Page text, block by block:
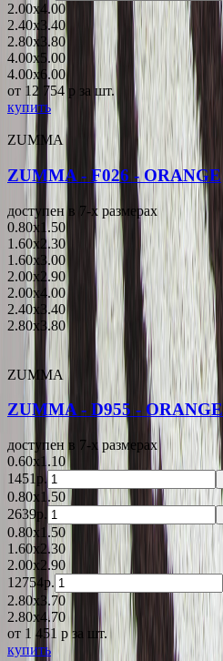
2.00x4.00
2.40x3.40
2.80x3.80
4.00x5.00
4.00x6.00
от 12 754 p за шт.
купить
ZUMMA
ZUMMA - F026 - ORANGE
доступен в 7-x размерах
0.80x1.50
1.60x2.30
1.60x3.00
2.00x2.90
2.00x4.00
2.40x3.40
2.80x3.80
ZUMMA
ZUMMA - D955 - ORANGE
доступен в 7-x размерах
0.60x1.10
1451р.
0.80x1.50
2639р.
0.80x1.50
1.60x2.30
2.00x2.90
12754р.
2.80x3.70
2.80x4.70
от 1 451 pза шт.
купить